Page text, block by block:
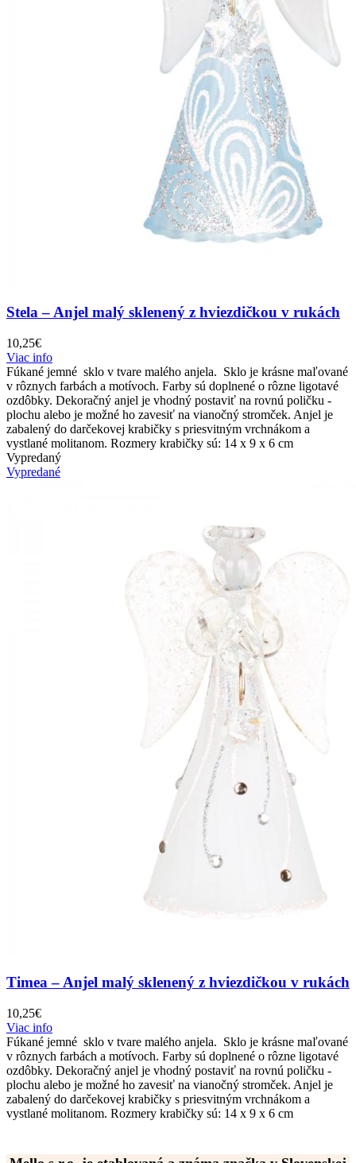
Stela – Anjel malý sklenený z hviezdičkou v rukách
10,25€
Viac info
Fúkané jemné sklo v tvare malého anjela. Sklo je krásne maľované
v rôznych farbách a motívoch. Farby sú doplnené o rôzne ligotavé
ozdôbky. Dekoračný anjel je vhodný postaviť na rovnú poličku -
plochu alebo je možné ho zavesiť na vianočný stromček. Anjel je
zabalený do darčekovej krabičky s priesvitným vrchnákom a
vystlané molitanom. Rozmery krabičky sú: 14 x 9 x 6 cm
Vypredaný
Vypredané
Timea – Anjel malý sklenený z hviezdičkou v rukách
10,25€
Viac info
Fúkané jemné sklo v tvare malého anjela. Sklo je krásne maľované
v rôznych farbách a motívoch. Farby sú doplnené o rôzne ligotavé
ozdôbky. Dekoračný anjel je vhodný postaviť na rovnú poličku -
plochu alebo je možné ho zavesiť na vianočný stromček. Anjel je
zabalený do darčekovej krabičky s priesvitným vrchnákom a
vystlané molitanom. Rozmery krabičky sú: 14 x 9 x 6 cm